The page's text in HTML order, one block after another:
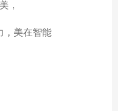
，
，美在智能